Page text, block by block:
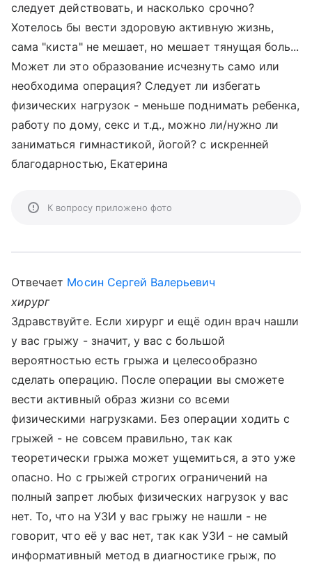
следует действовать, и насколько срочно?
Хотелось бы вести здоровую активную жизнь,
сама "киста" не мешает, но мешает тянущая боль...
Может ли это образование исчезнуть само или
необходима операция? Следует ли избегать
физических нагрузок - меньше поднимать ребенка,
работу по дому, секс и т.д., можно ли/нужно ли
заниматься гимнастикой, йогой? с искренней
благодарностью, Екатерина
К вопросу приложено фото
Отвечает Мосин Сергей Валерьевич
хирург
Здравствуйте. Если хирург и ещё один врач нашли
у вас грыжу - значит, у вас с большой
вероятностью есть грыжа и целесообразно
сделать операцию. После операции вы сможете
вести активный образ жизни со всеми
физическими нагрузками. Без операции ходить с
грыжей - не совсем правильно, так как
теоретически грыжа может ущемиться, а это уже
опасно. Но с грыжей строгих ограничений на
полный запрет любых физических нагрузок у вас
нет. То, что на УЗИ у вас грыжу не нашли - не
говорит, что её у вас нет, так как УЗИ - не самый
информативный метод в диагностике грыж, по